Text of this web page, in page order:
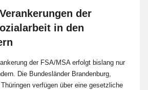
der
in den
der FSA/MSA erfolgt bislang nur
Die Bundesländer Brandenburg,
verfügen über eine gesetzliche